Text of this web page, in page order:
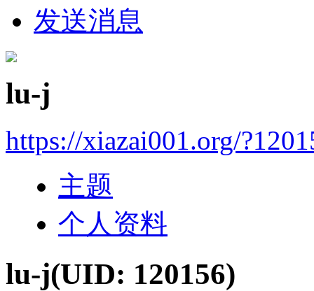
发送消息
lu-j
https://xiazai001.org/
主题
个人资料
lu-j(UID: 120156)